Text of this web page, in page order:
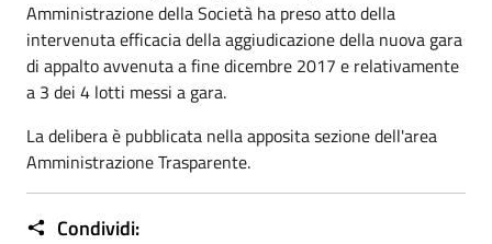
Amministrazione della Società ha preso atto della
intervenuta efficacia della aggiudicazione della nuova gara
di appalto avvenuta a fine dicembre 2017 e relativamente
a 3 dei 4 lotti messi a gara.
La delibera è pubblicata nella apposita sezione dell'area
Amministrazione Trasparente.
Condividi: